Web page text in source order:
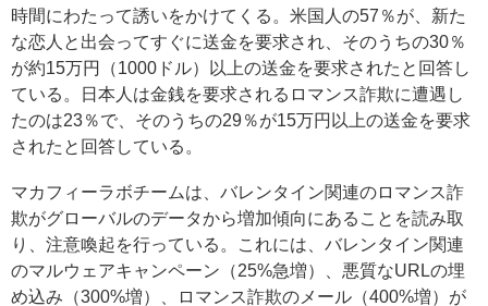
時間にわたって誘いをかけてくる。米国人の57％が、新た
な恋人と出会ってすぐに送金を要求され、そのうちの30％
が約15万円（1000ドル）以上の送金を要求されたと回答し
ている。日本人は金銭を要求されるロマンス詐欺に遭遇し
たのは23％で、そのうちの29％が15万円以上の送金を要求
されたと回答している。
マカフィーラボチームは、バレンタイン関連のロマンス詐
欺がグローバルのデータから増加傾向にあることを読み取
り、注意喚起を行っている。これには、バレンタイン関連
のマルウェアキャンペーン（25%急増）、悪質なURLの埋
め込み（300%増）、ロマンス詐欺のメール（400%増）が